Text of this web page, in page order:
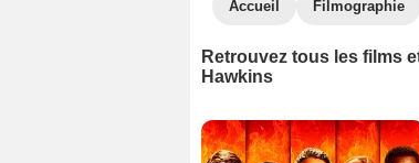
Accueil Filmographie
Retrouvez tous les films
Hawkins